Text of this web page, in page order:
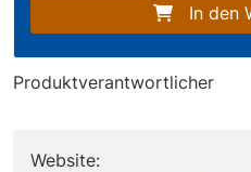
In den
Produktverantwortlicher
Website: